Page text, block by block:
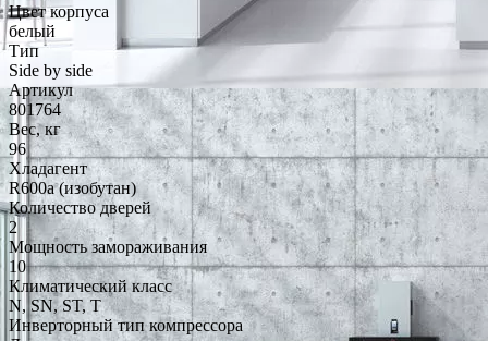
Цвет корпуса
белый
Тип
Side by side
Артикул
801764
Вес, кг
96
Хладагент
R600a (изобутан)
Количество дверей
2
Мощность замораживания
10
Климатический класс
N, SN, ST, T
Инверторный тип компрессора